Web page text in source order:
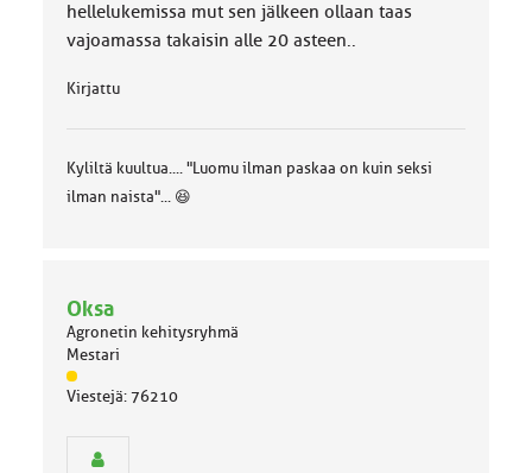
hellelukemissa mut sen jälkeen ollaan taas
vajoamassa takaisin alle 20 asteen..
Kirjattu
Kyliltä kuultua.... "Luomu ilman paskaa on kuin seksi
ilman naista"... 😆
Oksa
Agronetin kehitysryhmä
Mestari
J
ä
Viestejä: 76210